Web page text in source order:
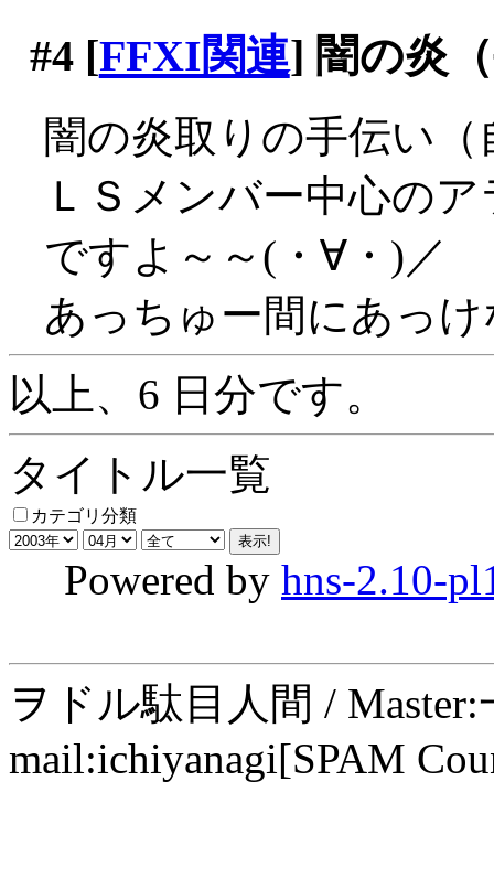
#4[FFXI関連] 闇の炎
闇の炎取りの手伝い
ＬＳメンバー中心の
ですよ～～(・∀・)／
あっちゅー間にあっ
以上、6 日分です。
タイトル一覧
カテゴリ分類
Powered by hns-2.10-
ヲドル駄目人間 /
mail:ichiyanagi[SPAM